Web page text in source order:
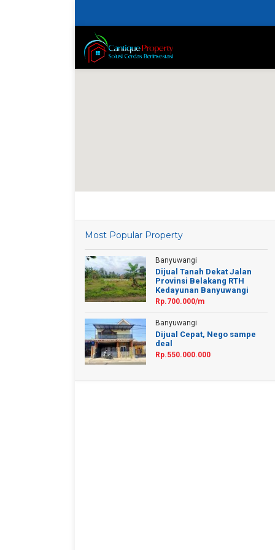
Most Popular Property
Banyuwangi
Dijual Tanah Dekat Jalan
Provinsi Belakang RTH
Kedayunan Banyuwangi
Rp.700.000/m
Banyuwangi
Dijual Cepat, Nego sampe
deal
Rp.550.000.000